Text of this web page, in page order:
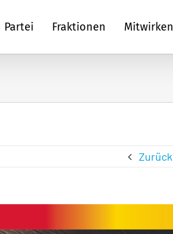
Partei Fraktionen Mitwirken
Zurück